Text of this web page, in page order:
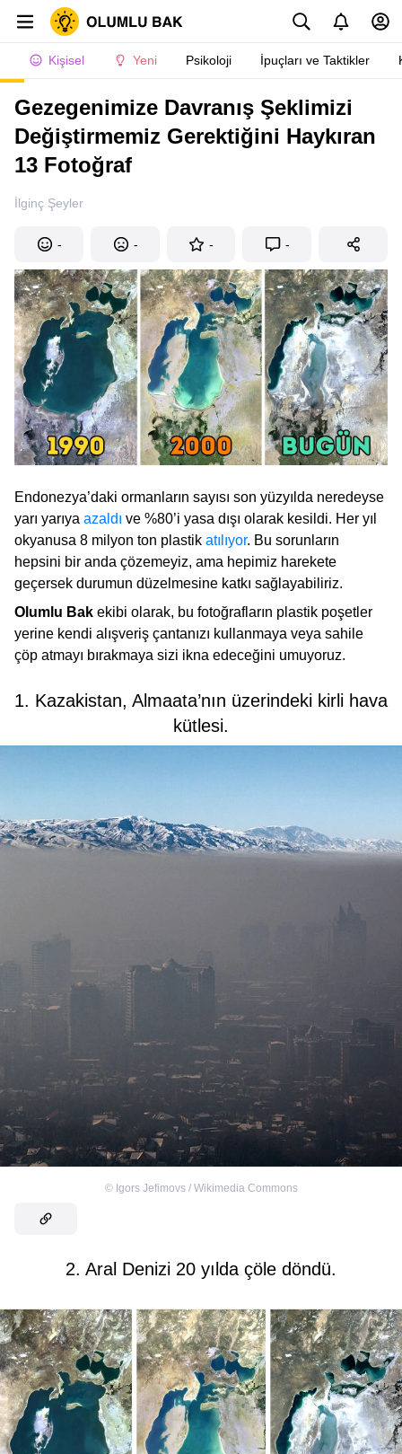
Kişisel Yeni Psikoloji İpuçları ve Taktikler
Gezegenimize Davranış Şeklimizi
Değiştirmemiz Gerektiğini Haykıran
13 Fotoğraf
İlginç Şeyler
- - - -
Endonezya’daki ormanların sayısı son yüzyılda neredeyse
yarı yarıya azaldı ve %80’i yasa dışı olarak kesildi. Her yıl
okyanusa 8 milyon ton plastik atılıyor. Bu sorunların
hepsini bir anda çözemeyiz, ama hepimiz harekete
geçersek durumun düzelmesine katkı sağlayabiliriz.
Olumlu Bak ekibi olarak, bu fotoğrafların plastik poşetler
yerine kendi alışveriş çantanızı kullanmaya veya sahile
çöp atmayı bırakmaya sizi ikna edeceğini umuyoruz.
1. Kazakistan, Almaata’nın üzerindeki kirli hava
kütlesi.
© Igors Jefimovs / Wikimedia Commons
2. Aral Denizi 20 yılda çöle döndü.